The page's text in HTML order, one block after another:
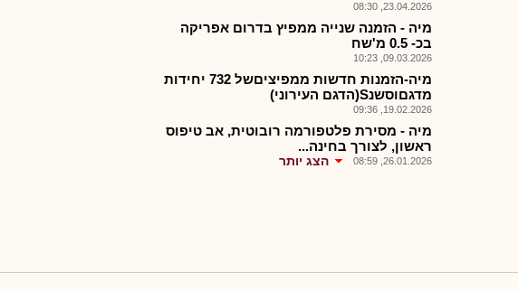
23.04.2026, 08:30
מיה - הזמנה שנייה ממפיץ בדרום אפריקה
בכ- 0.5 מ'שח
09.03.2026, 10:23
מיה-הזמנות חדשות ממפיציםשל 732 יחידות
מדגםוסשנS(הדגם העירוני)
19.02.2026, 09:36
מיה - מסירת פלטפורמה רובוטית, אב טיפוס
ראשון, לצורך בחינה...
26.01.2026, 08:59 הצג יותר